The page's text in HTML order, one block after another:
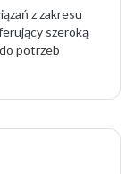
z zakresu
szeroką
potrzeb